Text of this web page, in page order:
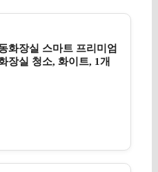
화장실 스마트 프리미엄
장실 청소, 화이트, 1개